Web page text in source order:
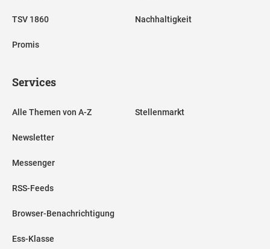
TSV 1860
Promis
Nachhaltigkeit
Services
Alle Themen von A-Z
Newsletter
Messenger
RSS-Feeds
Browser-Benachrichtigung
Ess-Klasse
Stellenmarkt